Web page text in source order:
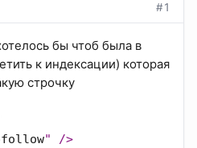
#1
бы чтоб была в
к индексации) которая
строчку
" />